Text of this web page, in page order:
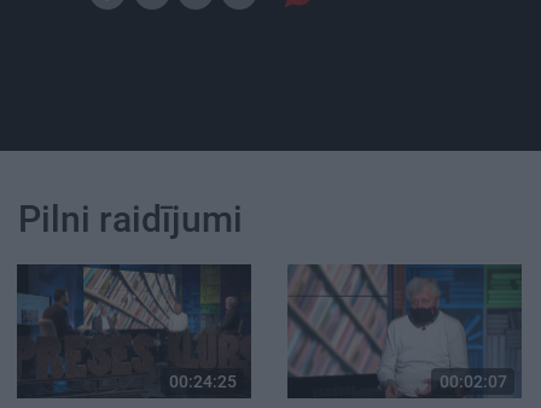
Pilni raidījumi
00:24:25 00:02:07